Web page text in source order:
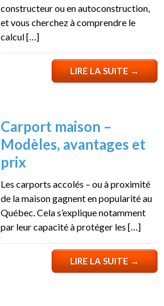
constructeur ou en autoconstruction,
et vous cherchez à comprendre le
calcul […]
LIRE LA SUITE→
Carport maison –
Modèles, avantages et
prix
Les carports accolés – ou à proximité
de la maison gagnent en popularité au
Québec. Cela s’explique notamment
par leur capacité à protéger les […]
LIRE LA SUITE→